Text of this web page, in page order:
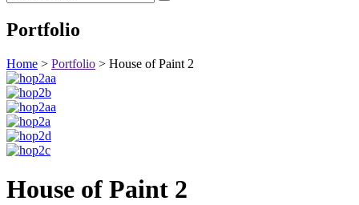
Portfolio
Home > Portfolio > House of Paint 2
House of Paint 2